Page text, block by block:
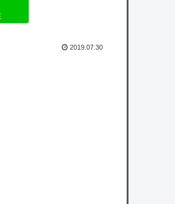
「選抜！推しナイン
にじだけと思ってた
2019.07.30